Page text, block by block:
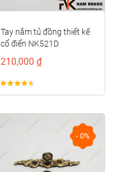
Tay nắm tủ đồng thiết kế
cổ điển NK521D
210,000 ₫
- 0%